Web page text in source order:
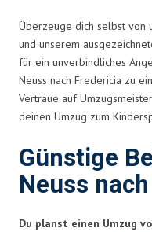
Überzeuge dich selbst von
und unserem
für ein unverbindliches
Neuss nach Fredericia zu
Vertraue auf
deinen Umzug zum
Günstige
Neuss
Du planst einen Umzug